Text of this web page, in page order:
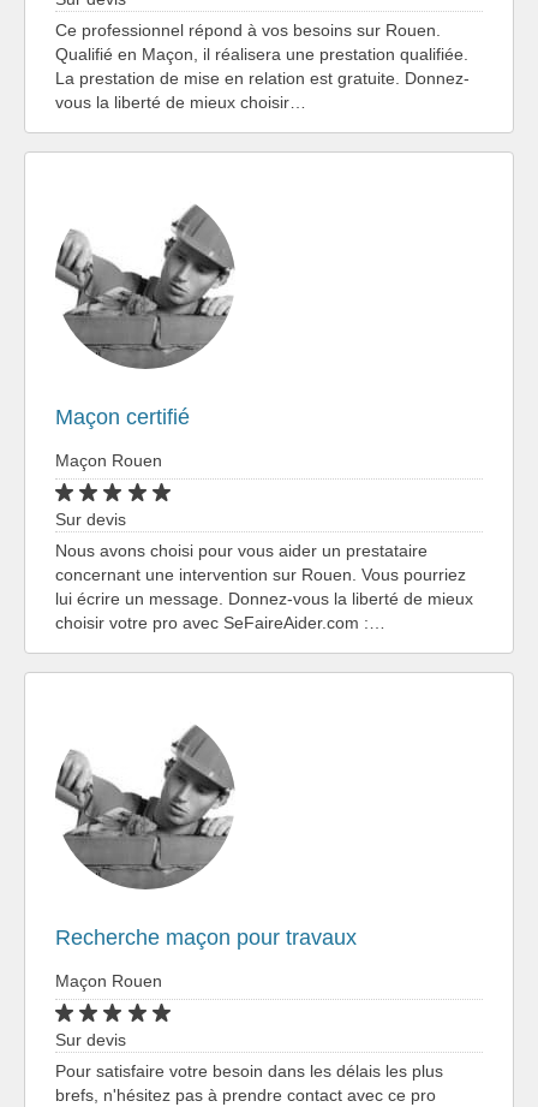
Ce professionnel répond à vos besoins sur Rouen.
Qualifié en Maçon, il réalisera une prestation qualifiée.
La prestation de mise en relation est gratuite. Donnez-
vous la liberté de mieux choisir…
Maçon certifié
Maçon Rouen
Sur devis
Nous avons choisi pour vous aider un prestataire
concernant une intervention sur Rouen. Vous pourriez
lui écrire un message. Donnez-vous la liberté de mieux
choisir votre pro avec SeFaireAider.com :…
Recherche maçon pour travaux
Maçon Rouen
Sur devis
Pour satisfaire votre besoin dans les délais les plus
brefs, n'hésitez pas à prendre contact avec ce pro